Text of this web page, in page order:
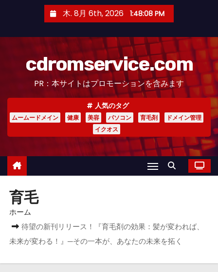
木. 8月 6th, 2026 1:48:09 PM
cdromservice.com
PR：本サイトはプロモーションを含みます
人気のタグ
ムームードメイン 健康 美容 パソコン 育毛剤
ドメイン管理
イクオス
育毛
ホーム
待望の新刊リリース！『育毛剤の効果：髪が変われば、
未来が変わる！』─その一本が、あなたの未来を拓く